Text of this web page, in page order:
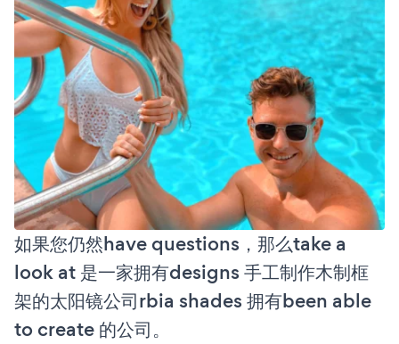
如果您仍然have questions，那么take a
look at 是一家拥有designs 手工制作木制框
架的太阳镜公司rbia shades 拥有been able
to create 的公司。